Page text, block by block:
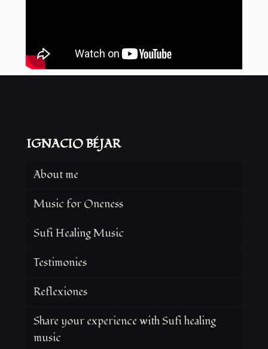
IGNACIO BÉJAR
About me
Music for Oneness
Sufi Healing Music
Testimonies
Reflexiones
Share your experience with Sufi healing
music